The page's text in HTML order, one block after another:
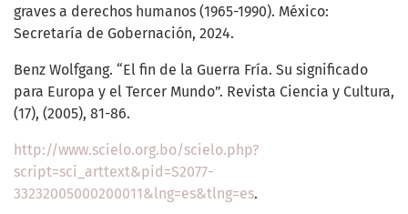
graves a derechos humanos (1965-1990). México:
Secretaría de Gobernación, 2024.
Benz Wolfgang. “El fin de la Guerra Fría. Su significado
para Europa y el Tercer Mundo”. Revista Ciencia y Cultura,
(17), (2005), 81-86.
http://www.scielo.org.bo/scielo.php?
script=sci_arttext&pid=S2077-
33232005000200011&lng=es&tlng=es.